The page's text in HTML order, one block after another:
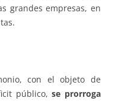
grandes empresas, en
con el objeto de
público,se prorroga